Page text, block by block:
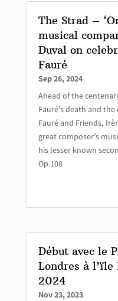
The Strad –
musical
Duval on
Fauré
Sep 26, 2024
Ahead of the
Fauré’s death and
Fauré and Friends,
great composer’s
his lesser known
Op.108
Début avec le
Londres à
2024
Nov 23, 2023